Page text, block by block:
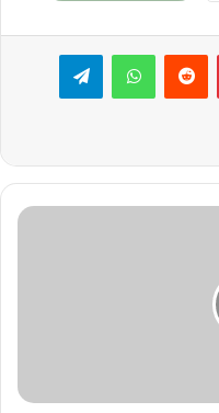
پینترست‫رددیت واتس آپ تلگرام